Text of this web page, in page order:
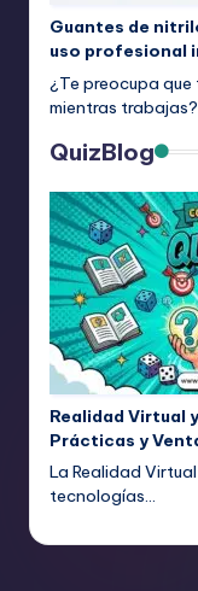
Guantes de
uso profesional
¿Te preocupa
mientras
QuizBlog
Realidad Virtual
Prácticas y
La Realidad
tecnologías…